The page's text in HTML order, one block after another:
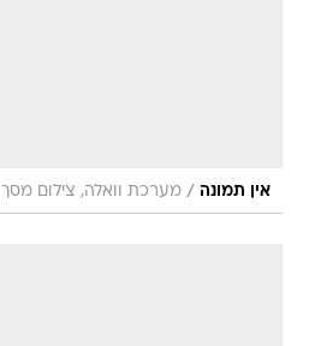
אין תמונה / מערכת וואלה, צילום מסך